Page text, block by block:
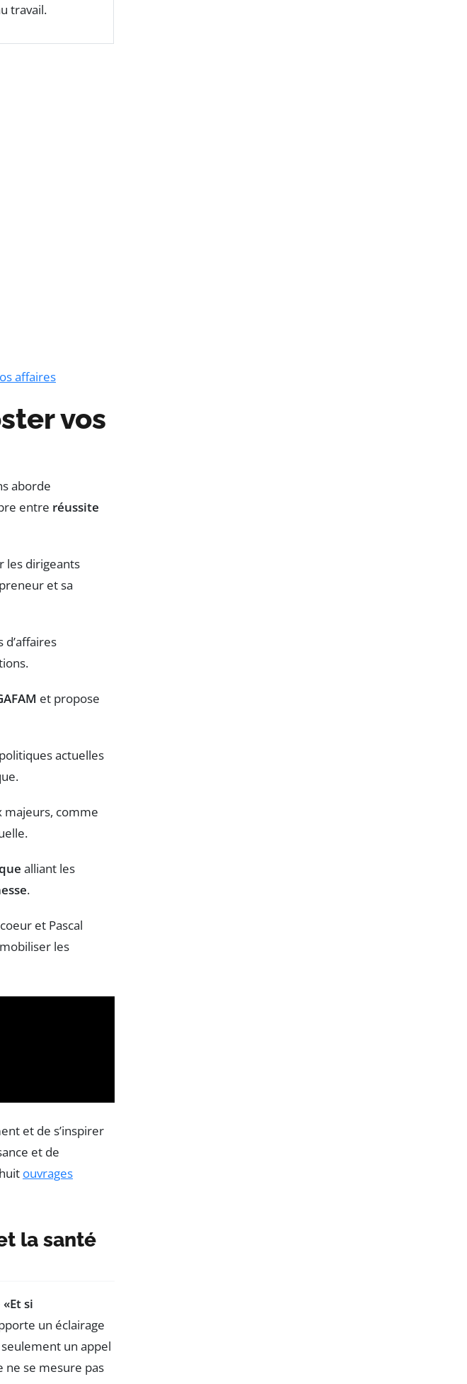
travail.
affaires
vos
aborde
entre réussite
les dirigeants
et sa
et propose
actuelles
majeurs, comme
alliant les
.
et Pascal
les
et de s’inspirer
et de
ouvrages
la santé
«Et si
un éclairage
un appel
ne se mesure pas